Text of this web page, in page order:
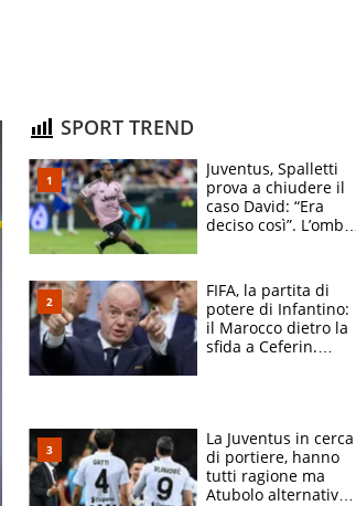
SPORT TREND
Juventus, Spalletti
prova a chiudere il
caso David: “Era
deciso così”. L’ombra
FIFA, la partita di
potere di Infantino:
il Marocco dietro la
sfida a Ceferin.
La Juventus in cerca
di portiere, hanno
tutti ragione ma
Atubolo alternativa